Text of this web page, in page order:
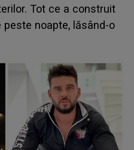
Tot ce a construit
noapte, lăsând-o